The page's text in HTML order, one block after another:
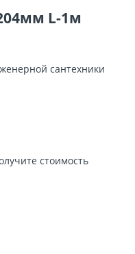
L-1м
стоимость